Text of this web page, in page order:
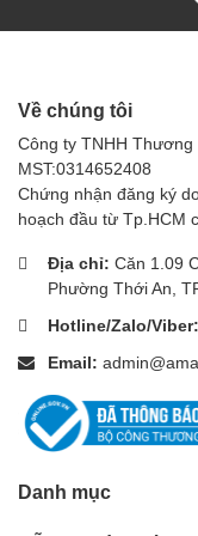
ngơi trong
sạch, màng lọc
không đặt ở nơi
Đừng quên sạc
tiếp theo.
Hãy thường
cung cấp để
(nếu có).
Về chúng tôi
Công ty TNHH
MST:0314652408
Chứng nhận đăng ký
hoạch đầu từ Tp.HCM
Địa chỉ: Căn 1.09
Phường Thới An,
Hotline/Zalo/Viber:
Email:
Danh mục